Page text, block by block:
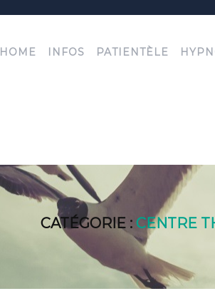
HOME INFOS PATIENTÈLE
CATÉGORIE : CENTRE